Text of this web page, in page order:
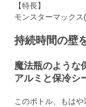
【特長】
モンスターマック
持続時間の壁
魔法瓶のような
アルミと保冷シ
このボトル、もはや